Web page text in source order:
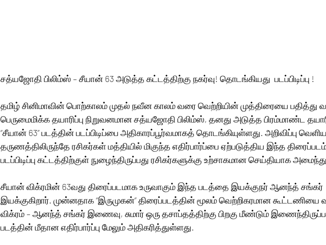
சத்யஜோதி பிலிம்ஸ் – சீயான் 63 அடுத்த கட்டத்திற்கு நகர்வு! தொடங்கியது  படப்பிடிப்பு !
தமிழ் சினிமாவின் பொற்காலம் முதல் நவீன காலம் வரை வெற்றியின் முத்திரையை பதித்து
பெருமைமிக்க தயாரிப்பு நிறுவனமான சத்யஜோதி பிலிம்ஸ், தனது அடுத்த பிரம்மாண்ட
“சீயான் 63” படத்தின் படப்பிடிப்பை அதிகாரப்பூர்வமாகத் தொடங்கியுள்ளது. அறிவிப்பு
தருணத்திலிருந்தே ரசிகர்கள் மத்தியில் மிகுந்த எதிர்பார்ப்பை ஏற்படுத்திய இந்த
படப்பிடிப்பு கட்டத்திற்குள் நுழைந்திருப்பது ரசிகர்களுக்கு உற்சாகமான செய்தியாக
சீயான் விக்ரமின் 63வது திரைப்படமாக உருவாகும் இந்த படத்தை இயக்குநர் ஆனந்த் சங்கர்
இயக்குகிறார். முன்னதாக “இருமுகன்” திரைப்படத்தின் மூலம் வெற்றிகரமான கூட்டணியை
விக்ரம் – ஆனந்த் சங்கர் இணைவு, சுமார் ஒரு தசாப்தத்திற்கு பிறகு மீண்டும்
படத்தின் மீதான எதிர்பார்ப்பு மேலும் அதிகரித்துள்ளது.